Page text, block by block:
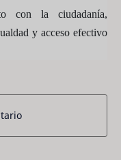
con la ciudadanía,
y acceso efectivo